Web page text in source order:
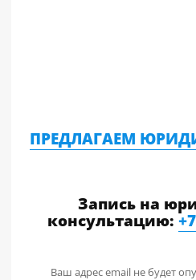
ПРЕДЛАГАЕМ
Запись на
консультацию:
Ваш адрес email не будет